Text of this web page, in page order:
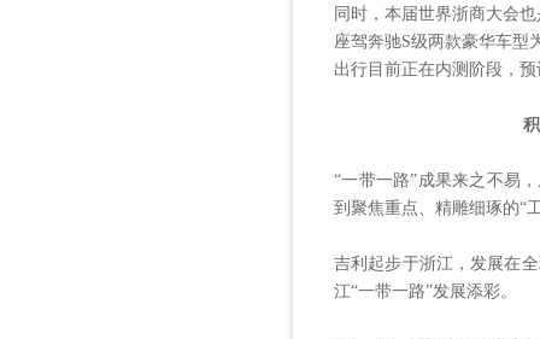
同时，本届世界浙商大会
座驾奔驰S级两款豪华车型
出行目前正在内测阶段，
“一带一路”成果来之不易
到聚焦重点、精雕细琢的“
吉利起步于浙江，发展在
江“一带一路”发展添彩。